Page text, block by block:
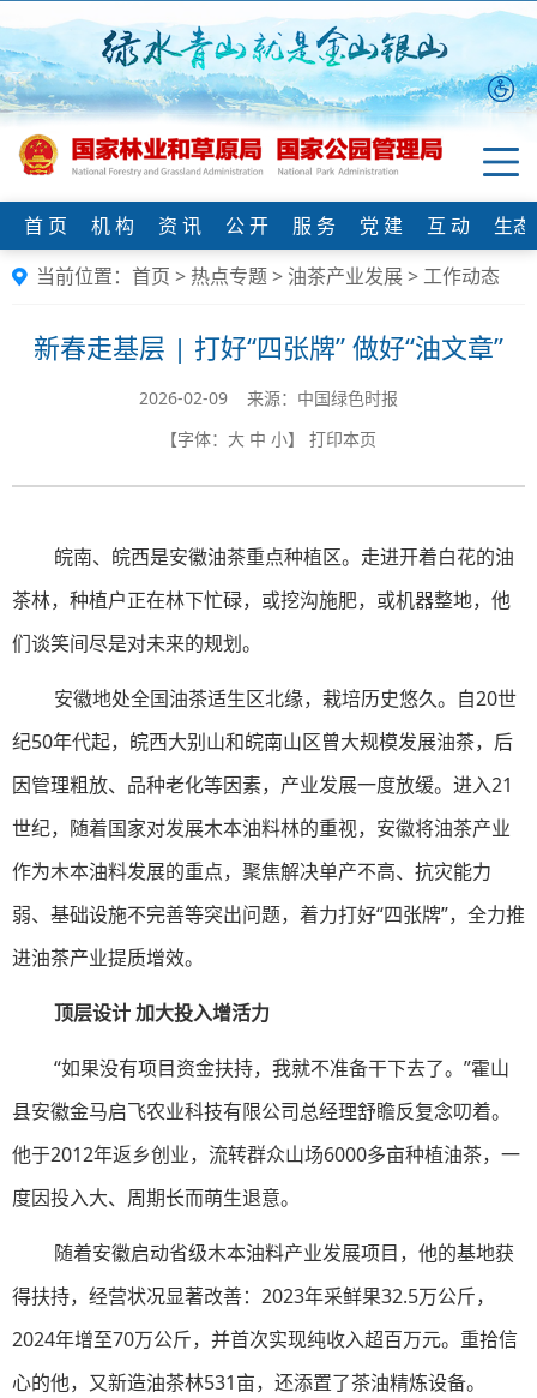
首 页 机 构 资 讯 公 开 服 务 党 建 互 动
生
当前位置： 首页 > 热点专题> 油茶产业发展>工作动态
新春走基层 | 打好“四张牌” 做好“油文章”
2026-02-09 来源：中国绿色时报
【字体： 大 中 小】 打印本页
皖南、皖西是安徽油茶重点种植区。走进开着白花的油
茶林，种植户正在林下忙碌，或挖沟施肥，或机器整地，他
们谈笑间尽是对未来的规划。
安徽地处全国油茶适生区北缘，栽培历史悠久。自20世
纪50年代起，皖西大别山和皖南山区曾大规模发展油茶，后
因管理粗放、品种老化等因素，产业发展一度放缓。进入21
世纪，随着国家对发展木本油料林的重视，安徽将油茶产业
作为木本油料发展的重点，聚焦解决单产不高、抗灾能力
弱、基础设施不完善等突出问题，着力打好“四张牌”，全力推
进油茶产业提质增效。
顶层设计 加大投入增活力
“如果没有项目资金扶持，我就不准备干下去了。”霍山
县安徽金马启飞农业科技有限公司总经理舒瞻反复念叨着。
他于2012年返乡创业，流转群众山场6000多亩种植油茶，一
度因投入大、周期长而萌生退意。
随着安徽启动省级木本油料产业发展项目，他的基地获
得扶持，经营状况显著改善：2023年采鲜果32.5万公斤，
2024年增至70万公斤，并首次实现纯收入超百万元。重拾信
心的他，又新造油茶林531亩，还添置了茶油精炼设备。